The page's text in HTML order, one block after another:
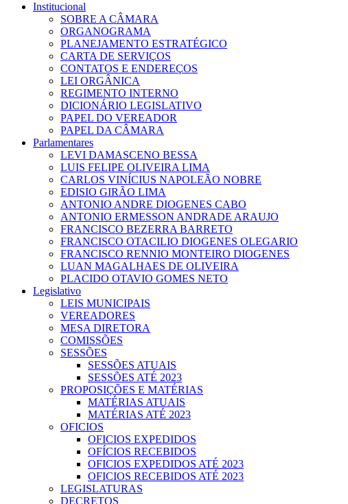
Institucional
SOBRE A CÂMARA
ORGANOGRAMA
PLANEJAMENTO ESTRATÉGICO
CARTA DE SERVIÇOS
CONTATOS E ENDEREÇOS
LEI ORGÂNICA
REGIMENTO INTERNO
DICIONÁRIO LEGISLATIVO
PAPEL DO VEREADOR
PAPEL DA CÂMARA
Parlamentares
LEVI DAMASCENO BESSA
LUIS FELIPE OLIVEIRA LIMA
CARLOS VINÍCIUS NAPOLEÃO NOBRE
EDISIO GIRÃO LIMA
ANTONIO ANDRE DIOGENES CABO
ANTONIO ERMESSON ANDRADE ARAUJO
FRANCISCO BEZERRA BARRETO
FRANCISCO OTACILIO DIOGENES OLEGARIO
FRANCISCO RENNIO MONTEIRO DIOGENES
LUAN MAGALHAES DE OLIVEIRA
PLACIDO OTAVIO GOMES NETO
Legislativo
LEIS MUNICIPAIS
VEREADORES
MESA DIRETORA
COMISSÕES
SESSÕES
SESSÕES ATUAIS
SESSÕES ATÉ 2023
PROPOSIÇÕES E MATÉRIAS
MATÉRIAS ATUAIS
MATÉRIAS ATÉ 2023
OFICIOS
OFICIOS EXPEDIDOS
OFÍCIOS RECEBIDOS
OFICIOS EXPEDIDOS ATÉ 2023
OFICIOS RECEBIDOS ATÉ 2023
LEGISLATURAS
DECRETOS